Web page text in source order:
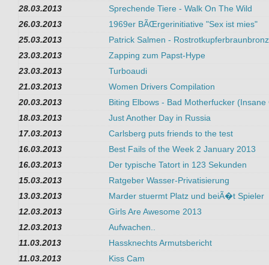
28.03.2013
Sprechende Tiere - Walk On The Wild
26.03.2013
1969er BÃŒrgerinitiative "Sex ist mies"
25.03.2013
Patrick Salmen -
23.03.2013
Zapping zum Papst-Hype
23.03.2013
Turboaudi
21.03.2013
Women Drivers Compilation
20.03.2013
Biting Elbows - Bad Motherfucker
18.03.2013
Just Another Day in Russia
17.03.2013
Carlsberg puts friends to the test
16.03.2013
Best Fails of the Week 2 January 2013
16.03.2013
Der typische Tatort in 123 Sekunden
15.03.2013
Ratgeber Wasser-Privatisierung
13.03.2013
Marder stuermt Platz und beiÃ�t Spieler
12.03.2013
Girls Are Awesome 2013
12.03.2013
Aufwachen..
11.03.2013
Hassknechts Armutsbericht
11.03.2013
Kiss Cam